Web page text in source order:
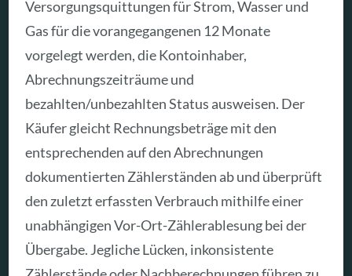
Versorgungsquittungen für Strom, Wasser und
Gas für die vorangegangenen 12 Monate
vorgelegt werden, die Kontoinhaber,
Abrechnungszeiträume und
bezahlten/unbezahlten Status ausweisen. Der
Käufer gleicht Rechnungsbeträge mit den
entsprechenden auf den Abrechnungen
dokumentierten Zählerständen ab und überprüft
den zuletzt erfassten Verbrauch mithilfe einer
unabhängigen Vor-Ort-Zählerablesung bei der
Übergabe. Jegliche Lücken, inkonsistente